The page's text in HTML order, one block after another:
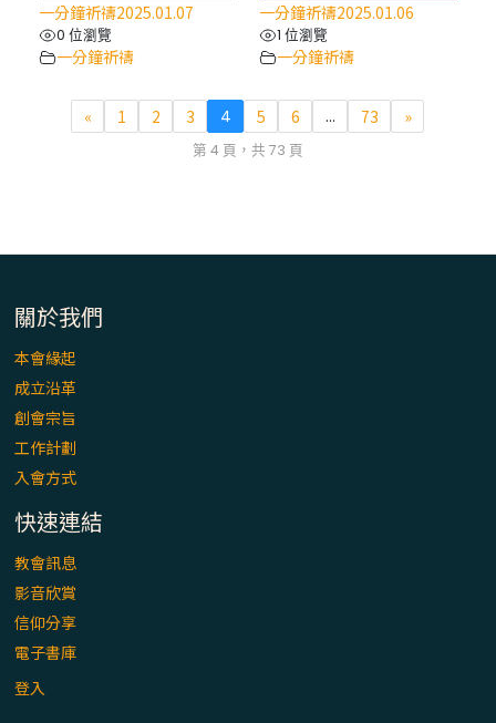
一分鐘祈禱2025.01.07
0 位瀏覽
一分鐘祈禱
一分鐘祈禱2025.01.06
1 位瀏覽
一分鐘祈禱
« 1 2 3 4 5 6 ... 73 »
第 4 頁，共 73 頁
關於我們
本會緣起
成立沿革
創會宗旨
工作計劃
入會方式
快速連結
教會訊息
影音欣賞
信仰分享
電子書庫
登入